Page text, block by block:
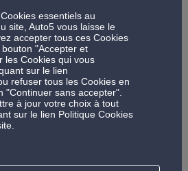
automobile à Gembloux
situé à Gembloux, où chaque clic
méthodes de travail
la technologie et notre
nos installations virtuellement et
visite pour une expérience tout
essentiels au
site, Auto5 vous laisse le
accepter tous ces Cookies
"Accepter et
les Cookies qui vous
sur le lien
refuser tous les Cookies en
"Continuer sans accepter".
à jour votre choix à tout
sur le lien Politique Cookies